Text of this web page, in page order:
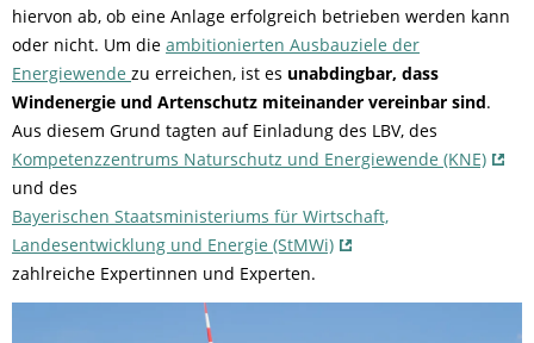
hiervon ab, ob eine Anlage erfolgreich betrieben werden kann
oder nicht. Um die ambitionierten Ausbauziele der
Energiewende zu erreichen, ist es unabdingbar, dass
Windenergie und Artenschutz miteinander vereinbar sind.
Aus diesem Grund tagten auf Einladung des LBV, des
Kompetenzzentrums Naturschutz und Energiewende (KNE)
und des
Bayerischen Staatsministeriums für Wirtschaft,
Landesentwicklung und Energie (StMWi)
zahlreiche Expertinnen und Experten.